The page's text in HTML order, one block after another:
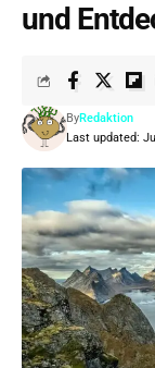
und
Last updated:
ByRedaktion